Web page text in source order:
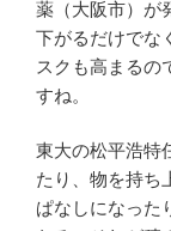
薬（大阪市）が
下がるだけでな
スクも高まるの
すね。
東大の松平浩特
たり、物を持ち
ぱなしになった